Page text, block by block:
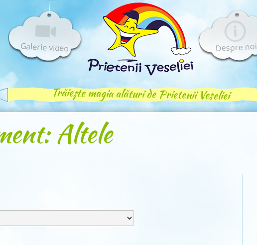
Galerie video Despre noi
Trăiește magia alături de Prietenii Veseliei
Altele